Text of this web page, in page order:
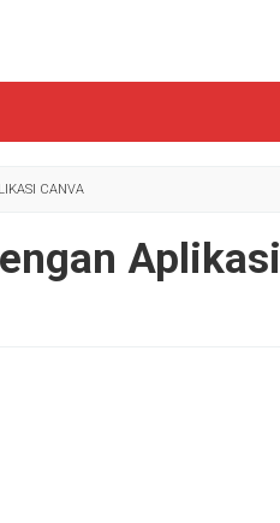
CANVA
Aplikasi